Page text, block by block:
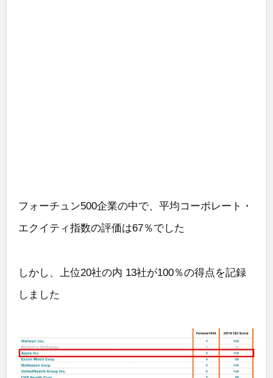
フォーチュン500企業の中で、平均コーポレート・
エクイティ指数の評価は67％でした
しかし、上位20社の内 13社が100％の得点を記録
しました